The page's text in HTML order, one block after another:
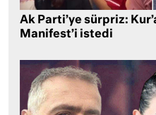
Ak Parti’ye sürpriz:
Manifest’i istedi